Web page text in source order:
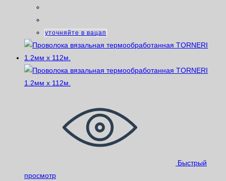
уточняйте в вацап
Быстрый
просмотр